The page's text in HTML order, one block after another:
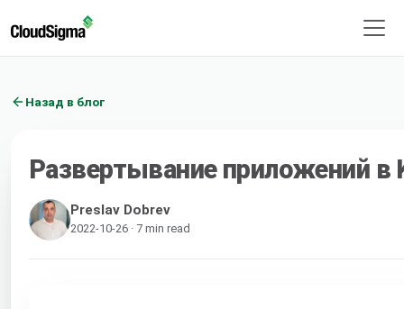
Назад в блог
Развертывание приложений в
Preslav Dobrev
2022-10-26 · 7 min read